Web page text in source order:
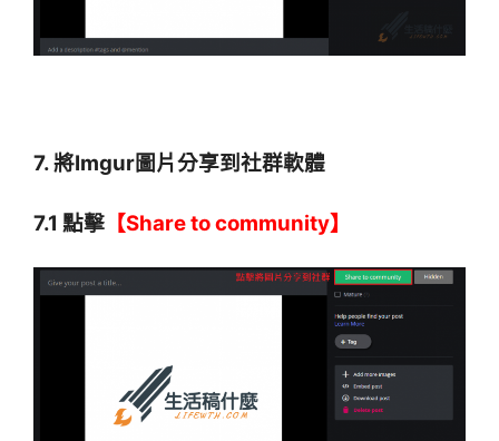
7. 將Imgur圖片分享到社群軟體
7.1 點擊 【Share to community】